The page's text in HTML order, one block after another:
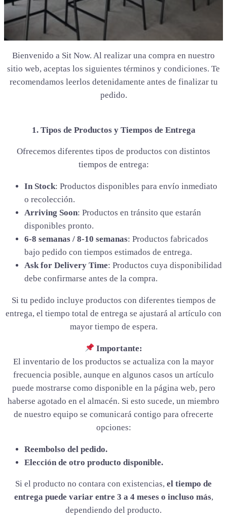
Bienvenido a Sit Now. Al realizar una compra en nuestro
sitio web, aceptas los siguientes términos y condiciones. Te
recomendamos leerlos detenidamente antes de finalizar tu
pedido.
1. Tipos de Productos y Tiempos de Entrega
Ofrecemos diferentes tipos de productos con distintos
tiempos de entrega:
In Stock: Productos disponibles para envío inmediato
o recolección.
Arriving Soon: Productos en tránsito que estarán
disponibles pronto.
6-8 semanas / 8-10 semanas: Productos fabricados
bajo pedido con tiempos estimados de entrega.
Ask for Delivery Time: Productos cuya disponibilidad
debe confirmarse antes de la compra.
Si tu pedido incluye productos con diferentes tiempos de
entrega, el tiempo total de entrega se ajustará al artículo con
mayor tiempo de espera.
Importante:
El inventario de los productos se actualiza con la mayor
frecuencia posible, aunque en algunos casos un artículo
puede mostrarse como disponible en la página web, pero
haberse agotado en el almacén. Si esto sucede, un miembro
de nuestro equipo se comunicará contigo para ofrecerte
opciones:
Reembolso del pedido.
Elección de otro producto disponible.
Si el producto no contara con existencias, el tiempo de
entrega puede variar entre 3 a 4 meses o incluso más,
dependiendo del producto.